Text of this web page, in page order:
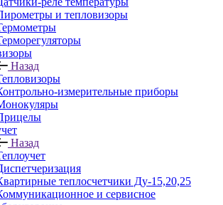
и тепловизоры
Назад
измерительные приборы
Назад
теплосчетчики Ду-15,20,25
и сервисное